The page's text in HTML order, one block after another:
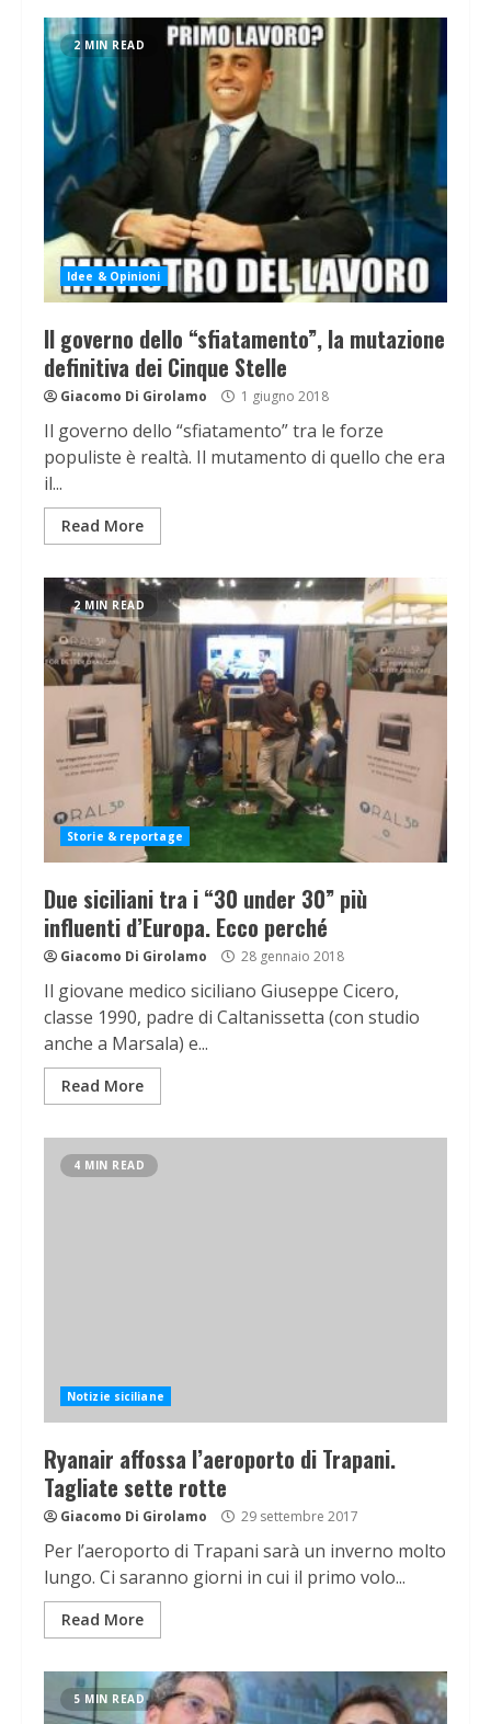
2 MIN READ
Idee & Opinioni
Il governo dello “sfiatamento”, la mutazione
definitiva dei Cinque Stelle
Giacomo Di Girolamo 1 giugno 2018
Il governo dello “sfiatamento” tra le forze
populiste è realtà. Il mutamento di quello che era
il...
Read More
2 MIN READ
Storie & reportage
Due siciliani tra i “30 under 30” più
influenti d’Europa. Ecco perché
Giacomo Di Girolamo 28 gennaio 2018
Il giovane medico siciliano Giuseppe Cicero,
classe 1990, padre di Caltanissetta (con studio
anche a Marsala) e...
Read More
4 MIN READ
Notizie siciliane
Ryanair affossa l’aeroporto di Trapani.
Tagliate sette rotte
Giacomo Di Girolamo 29 settembre 2017
Per l’aeroporto di Trapani sarà un inverno molto
lungo. Ci saranno giorni in cui il primo volo...
Read More
5 MIN READ